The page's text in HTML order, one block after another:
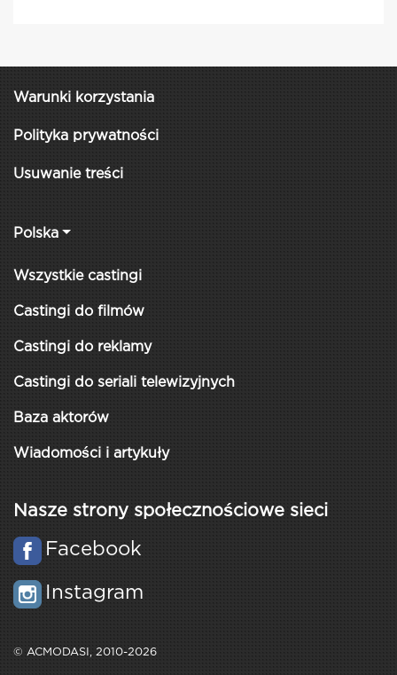
Warunki korzystania
Polityka prywatności
Usuwanie treści
Polska
Wszystkie castingi
Castingi do filmów
Castingi do reklamy
Castingi do seriali telewizyjnych
Baza aktorów
Wiadomości i artykuły
Nasze strony społecznościowe sieci
Facebook
Instagram
© ACMODASI, 2010-2026